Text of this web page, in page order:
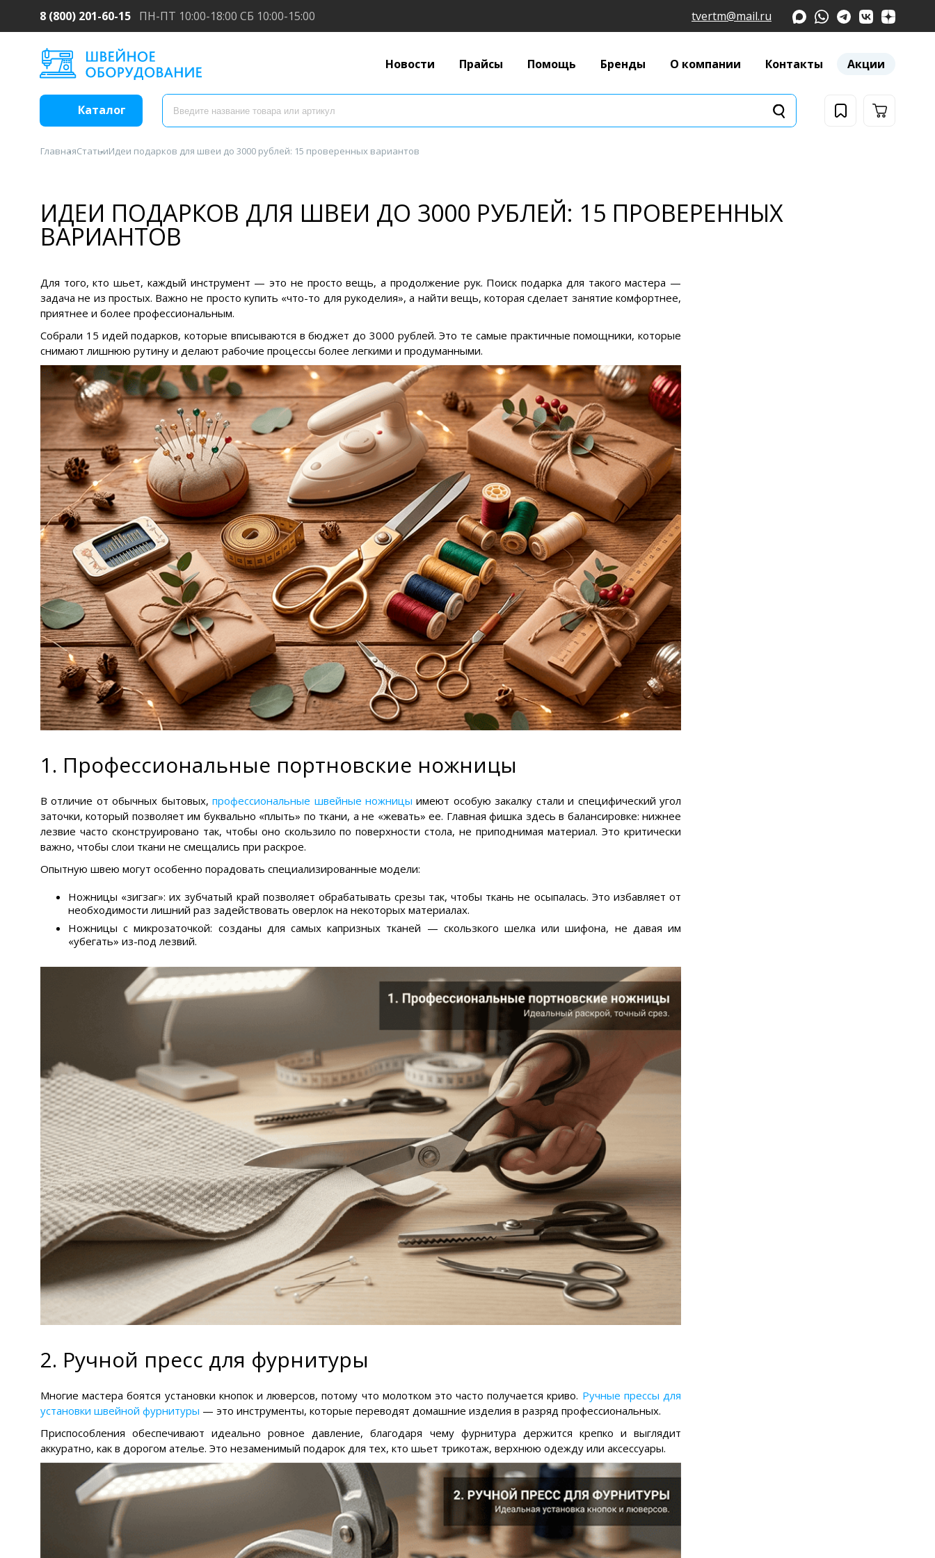
8 (800) 201-60-15 ПН-ПТ 10:00-18:00 СБ 10:00-15:00 tvertm@mail.ru
Новости Прайсы Помощь Бренды О компании Контакты Акции
Каталог
ГлавнаяСтатьиИдеи подарков для швеи до 3000 рублей: 15 проверенных вариантов
ИДЕИ ПОДАРКОВ ДЛЯ ШВЕИ ДО 3000 РУБЛЕЙ: 15 ПРОВЕРЕННЫХ
ВАРИАНТОВ
Для того, кто шьет, каждый инструмент — это не просто вещь, а продолжение рук. Поиск подарка для такого мастера —
задача не из простых. Важно не просто купить «что-то для рукоделия», а найти вещь, которая сделает занятие комфортнее,
приятнее и более профессиональным.
Собрали 15 идей подарков, которые вписываются в бюджет до 3000 рублей. Это те самые практичные помощники, которые
снимают лишнюю рутину и делают рабочие процессы более легкими и продуманными.
1. Профессиональные портновские ножницы
В отличие от обычных бытовых,профессиональные швейные ножницы имеют особую закалку стали и специфический угол
заточки, который позволяет им буквально «плыть» по ткани, а не «жевать» ее. Главная фишка здесь в балансировке: нижнее
лезвие часто сконструировано так, чтобы оно скользило по поверхности стола, не приподнимая материал. Это критически
важно, чтобы слои ткани не смещались при раскрое.
Опытную швею могут особенно порадовать специализированные модели:
Ножницы «зигзаг»: их зубчатый край позволяет обрабатывать срезы так, чтобы ткань не осыпалась. Это избавляет от
необходимости лишний раз задействовать оверлок на некоторых материалах.
Ножницы с микрозаточкой: созданы для самых капризных тканей — скользкого шелка или шифона, не давая им
«убегать» из-под лезвий.
2. Ручной пресс для фурнитуры
Многие мастера боятся установки кнопок и люверсов, потому что молотком это часто получается криво. Ручные прессы для
установки швейной фурнитуры — это инструменты, которые переводят домашние изделия в разряд профессиональных.
Приспособления обеспечивают идеально ровное давление, благодаря чему фурнитура держится крепко и выглядит
аккуратно, как в дорогом ателье. Это незаменимый подарок для тех, кто шьет трикотаж, верхнюю одежду или аксессуары.